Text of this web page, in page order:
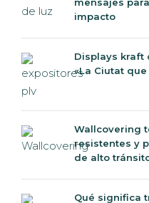
impacto
Displays kraft
«La Ciutat que
Wallcovering
resistentes y
de alto
Qué significa